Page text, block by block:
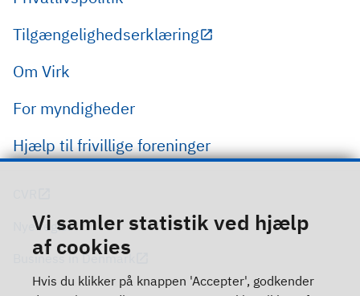
Vi samler statistik ved hjælp
af cookies
Hvis du klikker på knappen 'Accepter', godkender
Tilgængelighedserklæring
Om Virk
For myndigheder
Hjælp til frivillige foreninger
Nye regler
Business in Denmark